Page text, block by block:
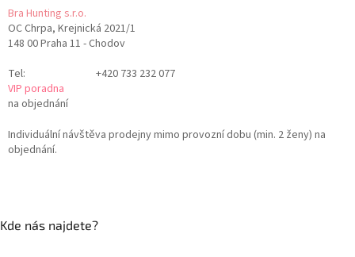
Bra Hunting s.r.o.
OC Chrpa, Krejnická 2021/1
148 00 Praha 11 - Chodov
Tel:
+420 733 232 077
VIP poradna
na objednání
Individuální návštěva prodejny mimo provozní dobu (min. 2 ženy) na
objednání.
Kde nás najdete?